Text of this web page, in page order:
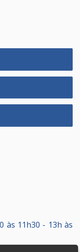
às 11h30 - 13h às